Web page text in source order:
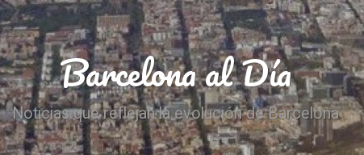
Barcelona al Día
Noticias que reflejan la evolución de Barcelona